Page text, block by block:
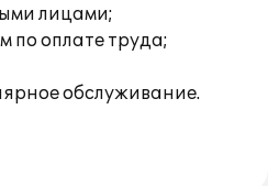
лицами;
по оплате труда;
обслуживание.